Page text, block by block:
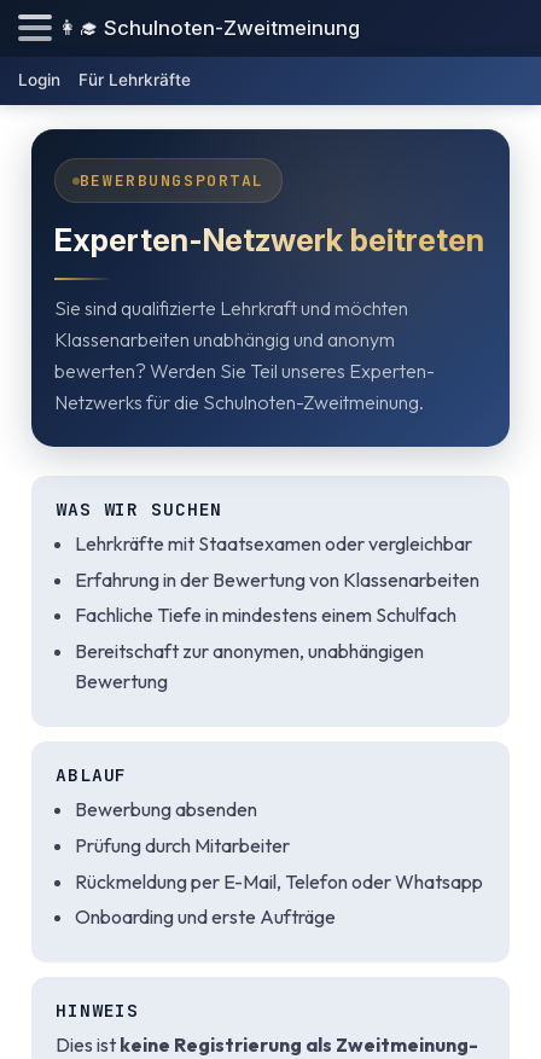
👩‍🎓 Schulnoten-Zweitmeinung
Login Für Lehrkräfte
BEWERBUNGSPORTAL
Experten-Netzwerk beitreten
Sie sind qualifizierte Lehrkraft und möchten
Klassenarbeiten unabhängig und anonym
bewerten? Werden Sie Teil unseres Experten-
Netzwerks für die Schulnoten-Zweitmeinung.
WAS WIR SUCHEN
Lehrkräfte mit Staatsexamen oder vergleichbar
Erfahrung in der Bewertung von Klassenarbeiten
Fachliche Tiefe in mindestens einem Schulfach
Bereitschaft zur anonymen, unabhängigen
Bewertung
ABLAUF
Bewerbung absenden
Prüfung durch Mitarbeiter
Rückmeldung per E-Mail, Telefon oder Whatsapp
Onboarding und erste Aufträge
HINWEIS
Dies ist keine Registrierung als Zweitmeinung-